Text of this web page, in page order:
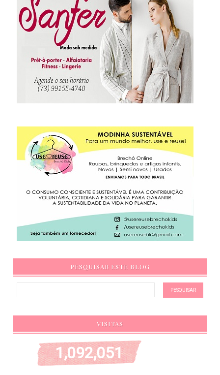
PESQUISAR ESTE BLOG
VISITAS
1,092,051